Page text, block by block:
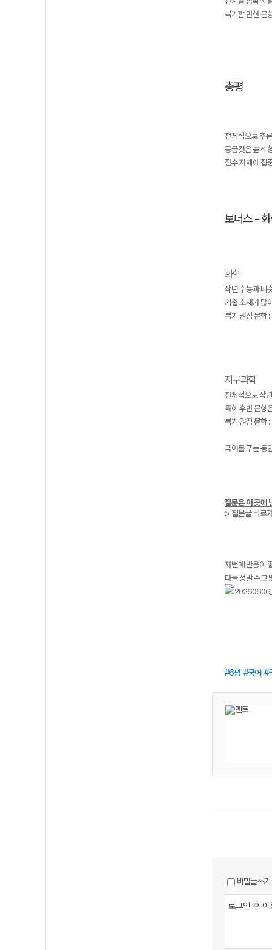
복기할 만한 문
총평
전체적으로 추
등급컷은 높게
점수 자체에 집
보너스 -
화학
작년 수능과 비
기출 소재가 많
복기 권장 문항
지구과학
전체적으로 작
특히 후반 문항
복기 권장 문항
국어를 푸는 동
질문은 이 곳에
> 질문글 바로
저번에 반응이
다들 정말 수고
6평 국어
비밀글쓰기